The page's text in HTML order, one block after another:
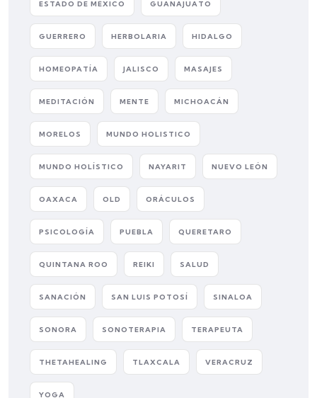
ESTADO DE MÉXICO GUANAJUATO
GUERRERO HERBOLARIA HIDALGO
HOMEOPATÍA JALISCO MASAJES
MEDITACIÓN MENTE MICHOACÁN
MORELOS MUNDO HOLISTICO
MUNDO HOLÍSTICO NAYARIT NUEVO LEÓN
OAXACA OLD ORÁCULOS
PSICOLOGÍA PUEBLA QUERETARO
QUINTANA ROO REIKI SALUD
SANACIÓN SAN LUIS POTOSÍ SINALOA
SONORA SONOTERAPIA TERAPEUTA
THETAHEALING TLAXCALA VERACRUZ
YOGA